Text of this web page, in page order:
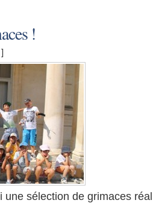
!
une sélection de grimaces